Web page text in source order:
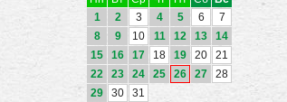
1
2 3 4 5 6
7
8
9 10 11 12 13
14
15
16 17 18 19 20
21
22
23 24 25 26 27
28
29
30 31